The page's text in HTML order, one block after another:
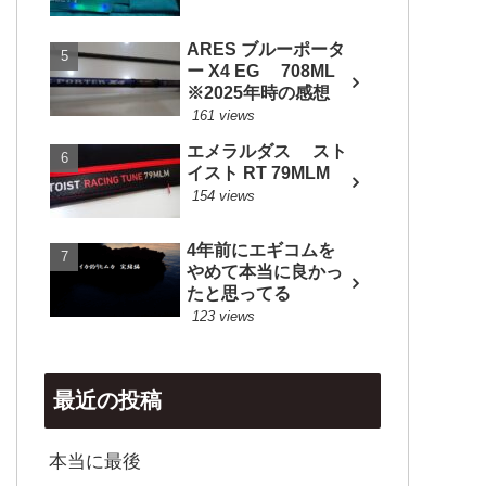
ARES ブルーポータ
ー X4 EG 708ML
※2025年時の感想
161 views
エメラルダス スト
イスト RT 79MLM
154 views
4年前にエギコムを
やめて本当に良かっ
たと思ってる
123 views
最近の投稿
本当に最後